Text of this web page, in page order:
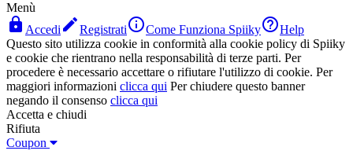
Menù
 Accedi RegistratiCome Funziona SpiikyHelp
Questo sito utilizza cookie in conformità alla cookie policy di Spiiky
e cookie che rientrano nella responsabilità di terze parti. Per
procedere è necessario accettare o rifiutare l'utilizzo di cookie. Per
maggiori informazioni clicca qui Per chiudere questo banner
negando il consenso clicca qui
Accetta e chiudi
Rifiuta
Coupon